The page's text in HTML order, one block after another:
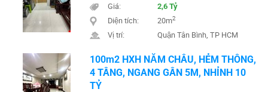
Giá: 2,6 Tỷ
Diện tích: 20m2
Vị trí: Quận Tân Bình, TP HCM
100m2 HXH NĂM CHÂU, HẺM THÔNG,
4 TẦNG, NGANG GẦN 5M, NHỈNH 10
TỶ